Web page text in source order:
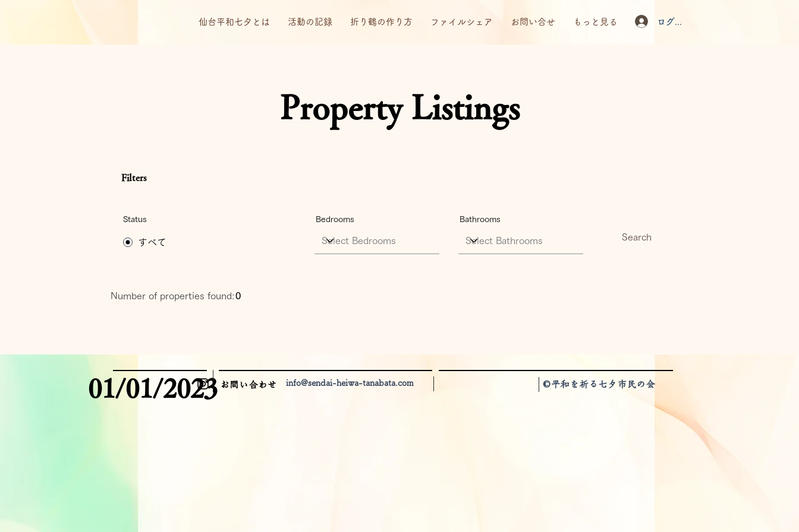
仙台平和七夕とは 活動の記録 折り鶴の作り方 ファイルシェア お問い合せ もっと見る ログイン
Property Listings
Filters
Status
すべて
Bedrooms Bathrooms
Search
Number of properties found:0
01/01/2023 お問い合わせ info@sendai-heiwa-tanabata.com ©平和を祈る七夕市民の会